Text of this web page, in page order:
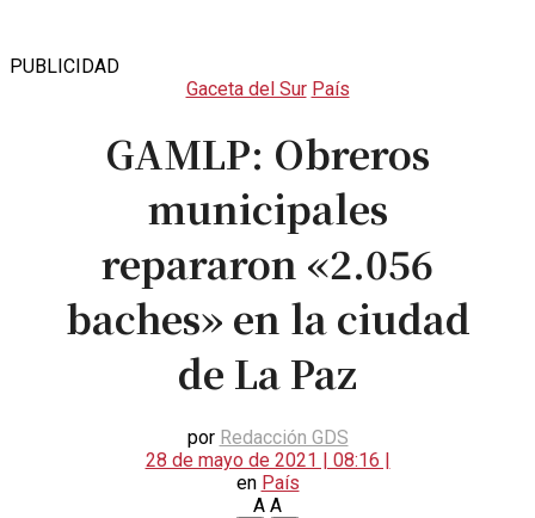
PUBLICIDAD
Gaceta del Sur País
GAMLP: Obreros
municipales
repararon «2.056
baches» en la ciudad
de La Paz
por Redacción GDS
28 de mayo de 2021 | 08:16 |
en País
A A